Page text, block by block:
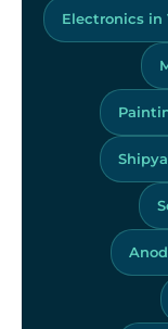
Electronics in